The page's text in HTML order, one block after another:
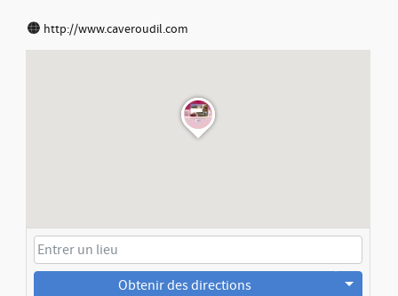
http://www.caveroudil.com
Obtenir des directions